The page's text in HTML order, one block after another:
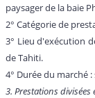
paysager de la baie
2° Catégorie de
3° Lieu d'exécution
de Tahiti.
4° Durée du marché
3. Prestations divisées